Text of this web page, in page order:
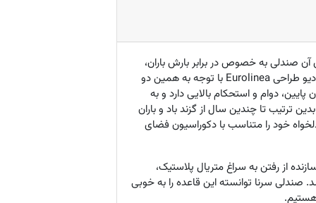
صندلی به خصوص در برابر بارش باران،
طراحیEurolinea با توجه به همین دو
دوام و استحکام بالایی دارد و به
ترتیب تا چندین سال از گزند باد و باران
خود را متناسب با دکوراسیون فضای
از رفتن به سراغ متریال پلاستیک،
سرنا توانسته این قاعده را به خوبی